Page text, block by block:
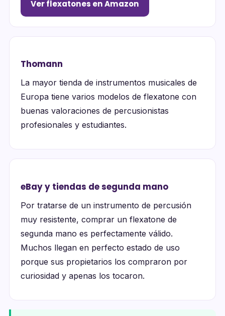
Ver flexatones en Amazon
Thomann
La mayor tienda de instrumentos musicales de
Europa tiene varios modelos de flexatone con
buenas valoraciones de percusionistas
profesionales y estudiantes.
eBay y tiendas de segunda mano
Por tratarse de un instrumento de percusión
muy resistente, comprar un flexatone de
segunda mano es perfectamente válido.
Muchos llegan en perfecto estado de uso
porque sus propietarios los compraron por
curiosidad y apenas los tocaron.